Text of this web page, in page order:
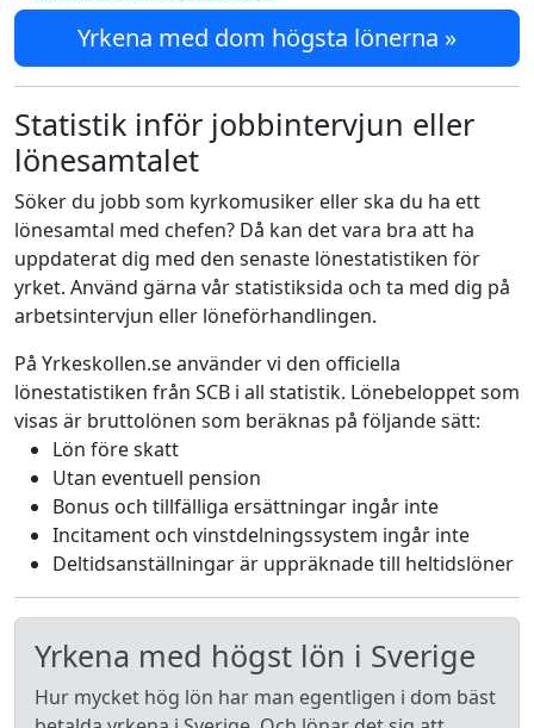
Yrkena med dom högsta lönerna »
Statistik inför jobbintervjun eller
lönesamtalet
Söker du jobb som kyrkomusiker eller ska du ha ett
lönesamtal med chefen? Då kan det vara bra att ha
uppdaterat dig med den senaste lönestatistiken för
yrket. Använd gärna vår statistiksida och ta med dig på
arbetsintervjun eller löneförhandlingen.
På Yrkeskollen.se använder vi den officiella
lönestatistiken från SCB i all statistik. Lönebeloppet som
visas är bruttolönen som beräknas på följande sätt:
Lön före skatt
Utan eventuell pension
Bonus och tillfälliga ersättningar ingår inte
Incitament och vinstdelningssystem ingår inte
Deltidsanställningar är uppräknade till heltidslöner
Yrkena med högst lön i Sverige
Hur mycket hög lön har man egentligen i dom bäst